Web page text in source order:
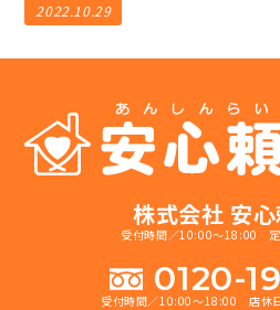
2022.10.29
株式会社 安
受付時間／10:00～18:00 定
0120-
受付時間／10:00～18:00 店休日